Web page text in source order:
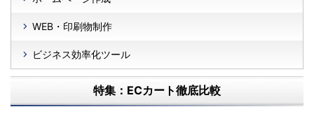
WEB・印刷物制作
ビジネス効率化ツール
特集：ECカート徹底比較